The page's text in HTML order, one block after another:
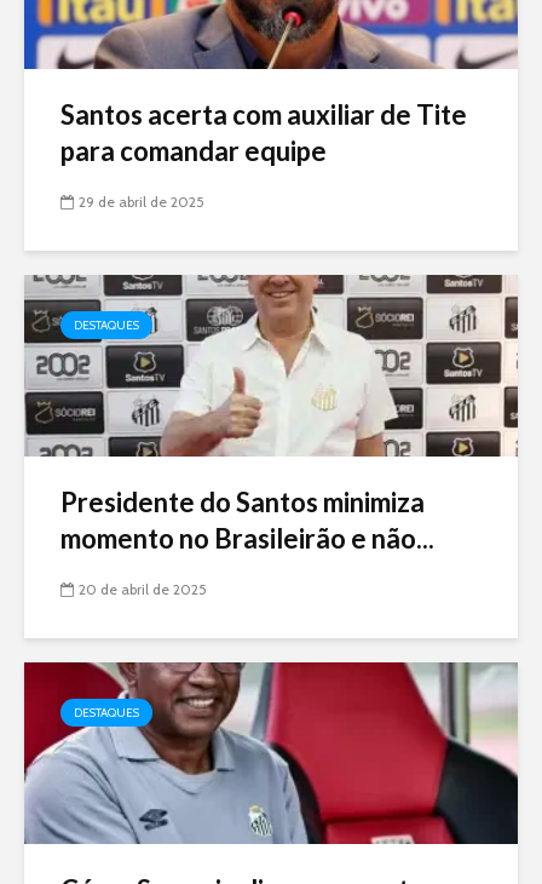
Santos acerta com auxiliar de Tite
para comandar equipe
29 de abril de 2025
DESTAQUES
Presidente do Santos minimiza
momento no Brasileirão e não...
20 de abril de 2025
DESTAQUES